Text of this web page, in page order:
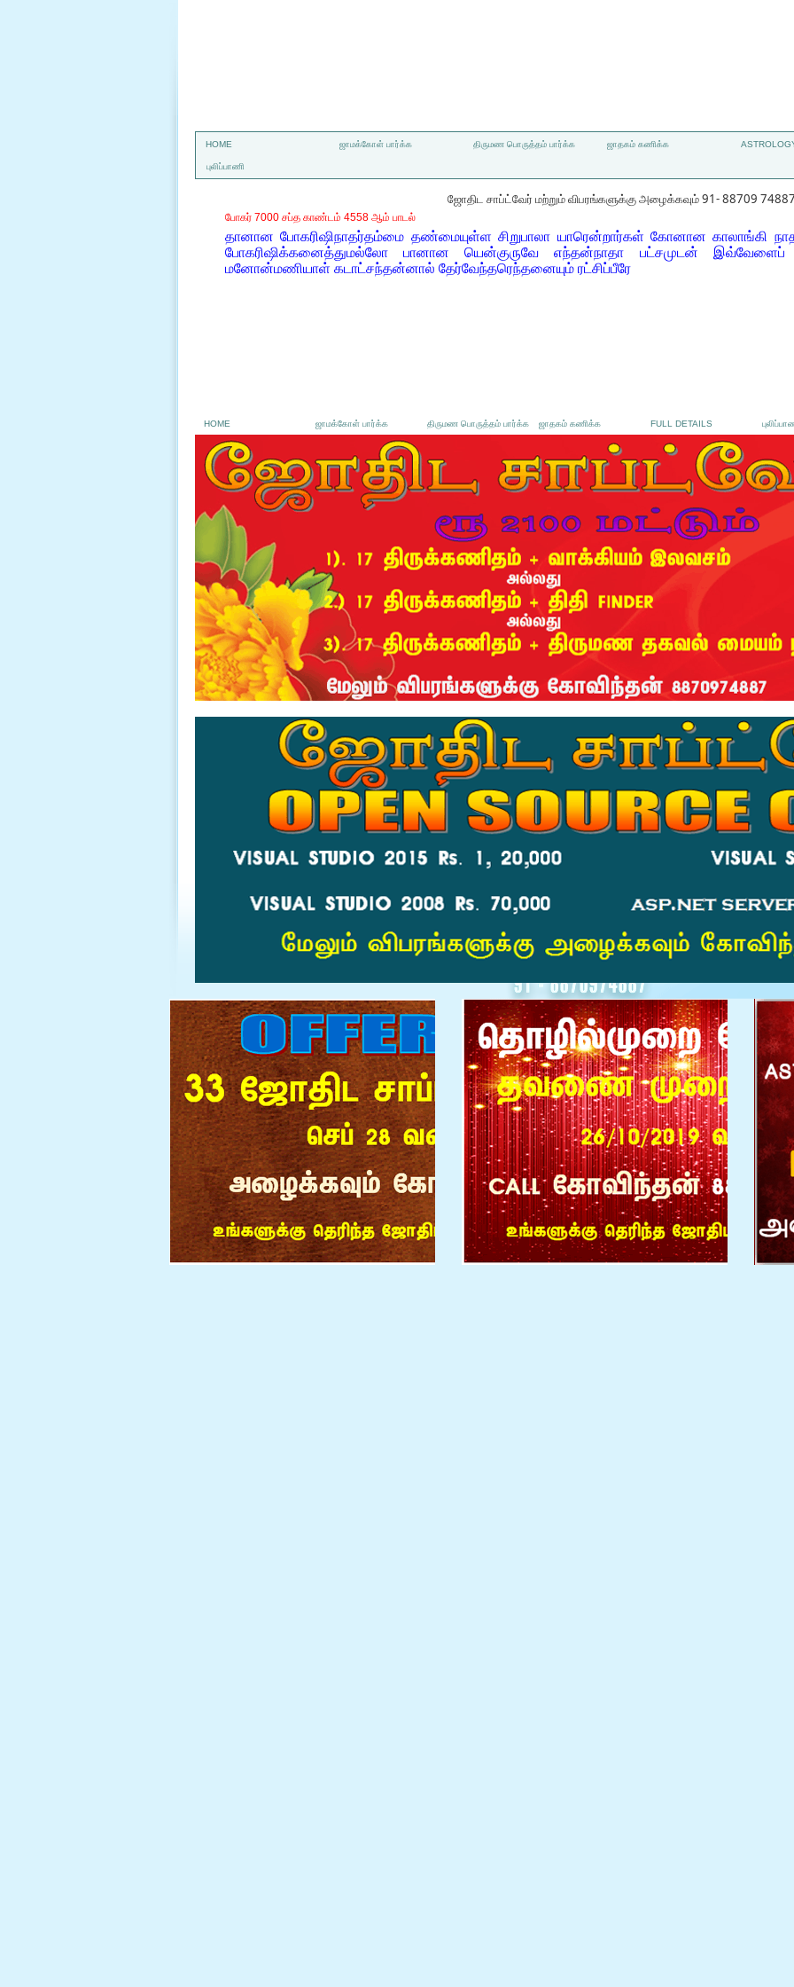
HOME ஜாமக்கோள் பார்க்க திருமண பொருத்தம் பார்க்க ஜாதகம் கணிக்க
புலிப்பாணி
ஜோதிட சாப்ட்வேர் மற்றும் விபரங்களுக்கு அழைக்கவும் 91- 88709
போகர் 7000 சப்த காண்டம் 4558 ஆம் பாடல்
தானான போகரிஷிநாதர்தம்மை தண்மையுள்ள சிறுபாலா யாரென்றார்கள் கோனான காலாங்கி
போகரிஷிக்கனைத்துமல்லோ பானான யென்குருவே எந்தன்நாதா பட்சமுடன் இவ்வேளைப்
மனோன்மணியாள் கடாட்சந்தன்னால் தேர்வேந்தரெந்தனையும் ரட்சிப்பீரே
HOME ஜாமக்கோள் பார்க்க திருமண பொருத்தம் பார்க்க ஜாதகம் கணிக்க FULL DETAILS